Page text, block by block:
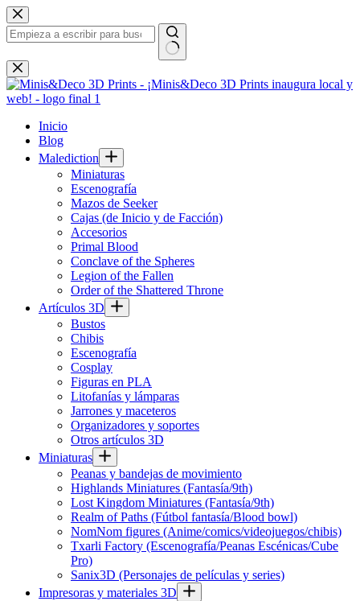
Saltar
al
contenido
Sin
resultados
Inicio
Blog
Malediction
Miniaturas
Escenografía
Mazos de Seeker
Cajas (de Inicio y de Facción)
Accesorios
Primal Blood
Conclave of the Spheres
Legion of the Fallen
Order of the Shattered Throne
Artículos 3D
Bustos
Chibis
Escenografía
Cosplay
Figuras en PLA
Litofanías y lámparas
Jarrones y maceteros
Organizadores y soportes
Otros artículos 3D
Miniaturas
Peanas y bandejas de movimiento
Highlands Miniatures (Fantasía/9th)
Lost Kingdom Miniatures (Fantasía/9th)
Realm of Paths (Fútbol fantasía/Blood bowl)
NomNom figures (Anime/comics/videojuegos/chibis)
Txarli Factory (Escenografía/Peanas Escénicas/Cube
Pro)
Sanix3D (Personajes de películas y series)
Impresoras y materiales 3D